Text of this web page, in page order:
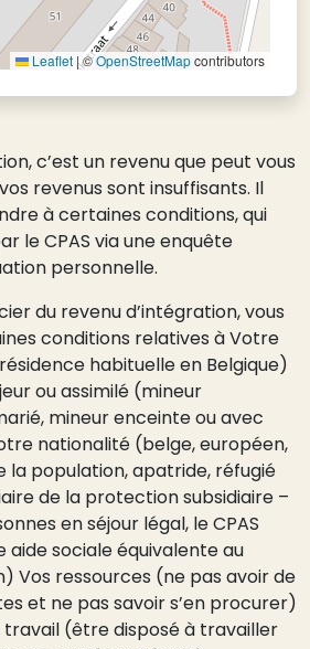
c’est un revenu que peut vous
revenus sont insuffisants. Il
à certaines conditions, qui
le CPAS via une enquête
personnelle.
du revenu d’intégration, vous
conditions relatives à Votre
habituelle en Belgique)
ou assimilé (mineur
mineur enceinte ou avec
nationalité (belge, européen,
la population, apatride, réfugié
de la protection subsidiaire –
en séjour légal, le CPAS
sociale équivalente au
Vos ressources (ne pas avoir de
et ne pas savoir s’en procurer)
(être disposé à travailler
Leaflet |©OpenStreetMapcontributors